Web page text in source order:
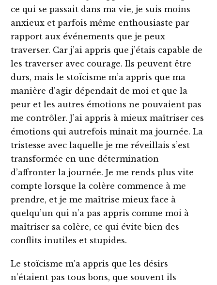
ce qui se passait dans ma vie, je suis moins
anxieux et parfois même enthousiaste par
rapport aux événements que je peux
traverser. Car j’ai appris que j’étais capable de
les traverser avec courage. Ils peuvent être
durs, mais le stoïcisme m’a appris que ma
manière d’agir dépendait de moi et que la
peur et les autres émotions ne pouvaient pas
me contrôler. J’ai appris à mieux maîtriser ces
émotions qui autrefois minait ma journée. La
tristesse avec laquelle je me réveillais s’est
transformée en une détermination
d’affronter la journée. Je me rends plus vite
compte lorsque la colère commence à me
prendre, et je me maîtrise mieux face à
quelqu’un qui n’a pas appris comme moi à
maîtriser sa colère, ce qui évite bien des
conflits inutiles et stupides.
Le stoïcisme m’a appris que les désirs
n’étaient pas tous bons, que souvent ils